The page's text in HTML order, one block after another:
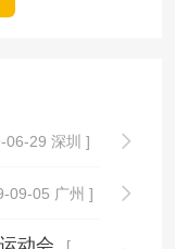
06-29 深圳 ]
09-05 广州 ]